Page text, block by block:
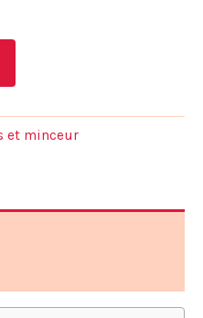
:
et minceur